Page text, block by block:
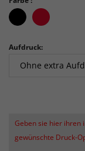
Black2 Bright
Red3
Aufdruck:
Geben sie hier ihren
gewünschte Druck-